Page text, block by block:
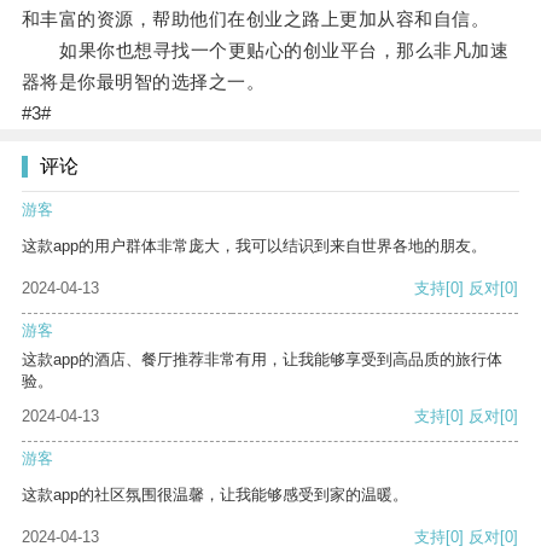
和丰富的资源，帮助他们在创业之路上更加从容和自信。
如果你也想寻找一个更贴心的创业平台，那么非凡加速
器将是你最明智的选择之一。
#3#
评论
游客
这款app的用户群体非常庞大，我可以结识到来自世界各地的朋友。
2024-04-13 支持[0] 反对[0]
游客
这款app的酒店、餐厅推荐非常有用，让我能够享受到高品质的旅行体
验。
2024-04-13
支持[0] 反对[0]
游客
这款app的社区氛围很温馨，让我能够感受到家的温暖。
2024-04-13 支持[0] 反对[0]